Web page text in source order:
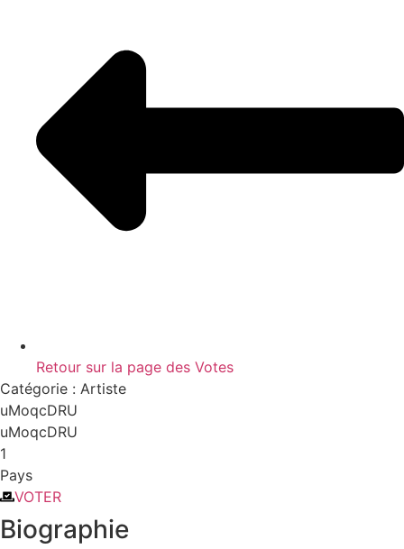
Retour sur la page des Votes
Catégorie : Artiste
uMoqcDRU
uMoqcDRU
1
Pays
VOTER
Biographie